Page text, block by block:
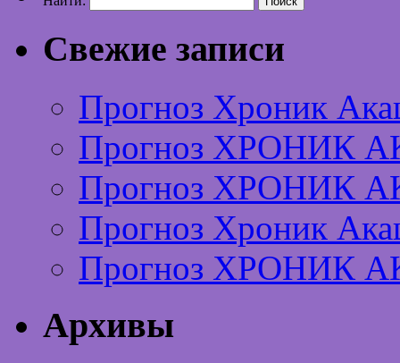
Свежие записи
Прогноз Хроник
Прогноз ХРОНИК
Прогноз ХРОНИК
Прогноз Хроник
Прогноз ХРОНИК
Архивы